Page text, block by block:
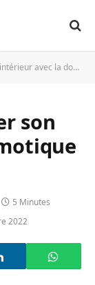
avec la domotique ?
son
5 Minutes
2022